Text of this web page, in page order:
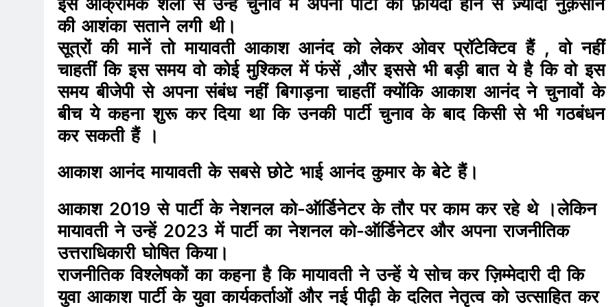
की आशंका सताने लगी थी।
सूत्रों की मानें तो मायावती आकाश आनंद को लेकर ओवर प्रॉटेक्टिव हैं , वो नहीं
चाहतीं कि इस समय वो कोई मुश्किल में फंसें ,और इससे भी बड़ी बात ये है कि वो इस
समय बीजेपी से अपना संबंध नहीं बिगाड़ना चाहतीं क्योंकि आकाश आनंद ने चुनावों के
बीच ये कहना शुरू कर दिया था कि उनकी पार्टी चुनाव के बाद किसी से भी गठबंधन
कर सकती हैं ।
आकाश आनंद मायावती के सबसे छोटे भाई आनंद कुमार के बेटे हैं।
आकाश 2019 से पार्टी के नेशनल को-ऑर्डिनेटर के तौर पर काम कर रहे थे ।लेकिन
मायावती ने उन्हें 2023 में पार्टी का नेशनल को-ऑर्डिनेटर और अपना राजनीतिक
उत्तराधिकारी घोषित किया।
राजनीतिक विश्लेषकों का कहना है कि मायावती ने उन्हें ये सोच कर ज़िम्मेदारी दी कि
युवा आकाश पार्टी के युवा कार्यकर्ताओं और नई पीढ़ी के दलित नेतृत्व को उत्साहित कर